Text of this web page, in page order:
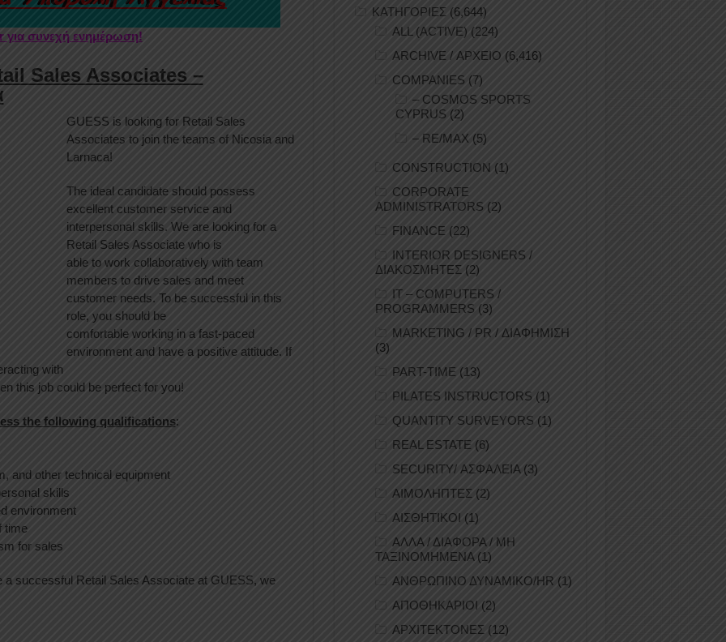
για συνεχή ενημέρωση!
Sales Associates –
GUESS is looking for Retail Sales
Associates to join the teams of Nicosia and
Larnaca!
The ideal candidate should possess
excellent customer service and
interpersonal skills. We are looking for a
Retail Sales Associate who is
able to work collaboratively with team
members to drive sales and meet
customer needs. To be successful in this
role, you should be
comfortable working in a fast-paced
environment and have a positive attitude. If
with
this job could be perfect for you!
the following qualifications:
and other technical equipment
skills
environment
time
for sales
successful Retail Sales Associate at GUESS, we
ΚΑΤΗΓΟΡΙΕΣ (6,644)
ALL (ACTIVE) (224)
ARCHIVE / ΑΡΧΕΙΟ (6,416)
COMPANIES (7)
– COSMOS SPORTS
CYPRUS (2)
– RE/MAX (5)
CONSTRUCTION (1)
CORPORATE
ADMINISTRATORS (2)
FINANCE (22)
INTERIOR DESIGNERS /
ΔΙΑΚΟΣΜΗΤΕΣ (2)
IT – COMPUTERS /
PROGRAMMERS (3)
MARKETING / PR / ΔΙΑΦΗΜΙΣΗ
(3)
PART-TIME (13)
PILATES INSTRUCTORS (1)
QUANTITY SURVEYORS (1)
REAL ESTATE (6)
SECURITY/ ΑΣΦΑΛΕΙΑ(3)
ΑΙΜΟΛΗΠΤΕΣ (2)
ΑΙΣΘΗΤΙΚΟΙ (1)
ΑΛΛΑ / ΔΙΑΦΟΡΑ / ΜΗ
ΤΑΞΙΝΟΜΗΜΕΝΑ(1)
ΑΝΘΡΩΠΙΝΟ ΔΥΝΑΜΙΚΟ/HR (1)
ΑΠΟΘΗΚΑΡΙΟΙ (2)
ΑΡΧΙΤΕΚΤΟΝΕΣ (12)